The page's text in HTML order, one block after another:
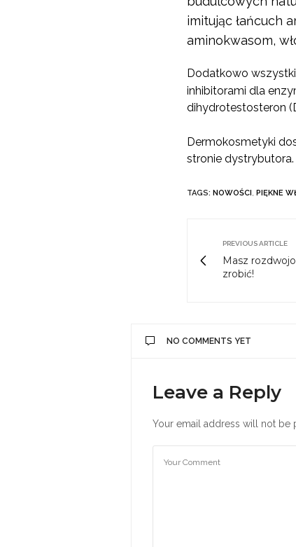
imitując łańcuch
aminokwasom,
Dodatkowo
inhibitorami dla
dihydrotestosteron
Dermokosmetyki
stronie dystrybutora.
TAGS: NOWOŚCI, PIĘKNE
PREVIOUS ARTICLE
Masz
zrobić!
NO COMMENTS YET
Leave a Reply
Your email address will not be